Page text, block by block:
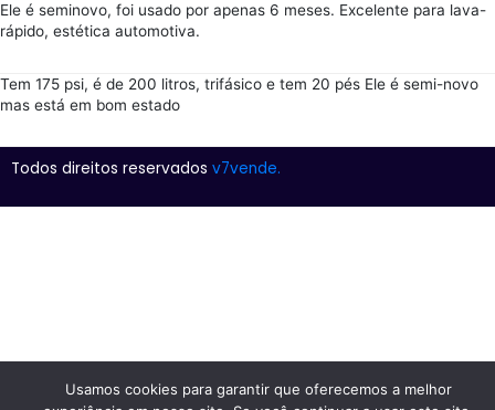
Ele é seminovo, foi usado por apenas 6 meses. Excelente para lava-
rápido, estética automotiva.
Tem 175 psi, é de 200 litros, trifásico e tem 20 pés Ele é semi-novo
mas está em bom estado
Todos direitos reservados v7vende.
Usamos cookies para garantir que oferecemos a melhor